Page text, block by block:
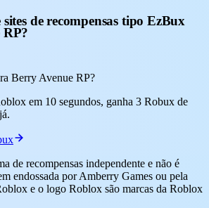
de recompensas tipo EzBux
Berry Avenue RP?
em 10 segundos, ganha 3 Robux de
de recompensas independente e não é
endossada por Amberry Games ou pela
e o logo Roblox são marcas da Roblox